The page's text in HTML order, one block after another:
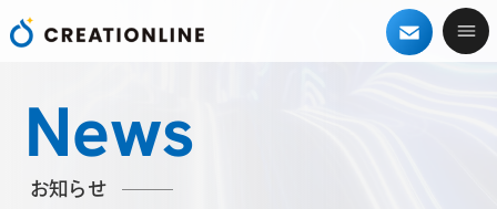
News
お知らせ